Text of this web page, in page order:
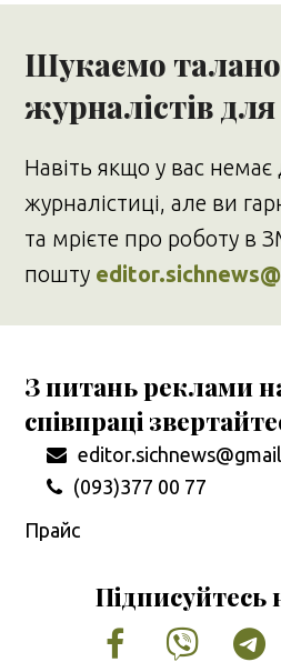
Шукаємо
журналістів для
Навіть якщо у вас немає
журналістиці, але ви
та мрієте про роботу в
пошту
З питань реклами
співпраці
(093)377 00 77
Прайс
Підписуйтесь
Facebook
Vimeo